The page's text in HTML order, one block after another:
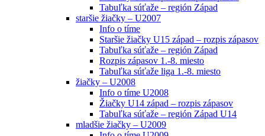
Tabuľka súťaže – región Západ
staršie žiačky – U2007
Info o tíme
Staršie žiačky U15 západ – rozpis zápasov
Tabuľka súťaže – región Západ
Rozpis zápasov 1.-8. miesto
Tabuľka súťaže liga 1.-8. miesto
žiačky – U2008
Info o tíme U2008
Žiačky U14 západ – rozpis zápasov
Tabuľka súťaže – región Západ U14
mladšie žiačky – U2009